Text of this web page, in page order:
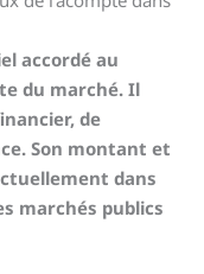
accordé au
du marché. Il
de
Son montant et
dans
marchés publics